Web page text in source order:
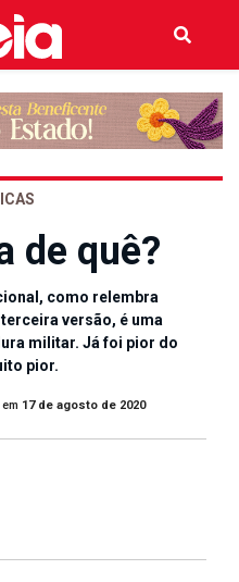
de quê?
como relembra
versão, é uma
militar. Já foi pior do
pior.
em 17 de agosto de 2020